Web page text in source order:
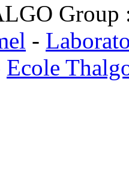
Group
-
Ecole